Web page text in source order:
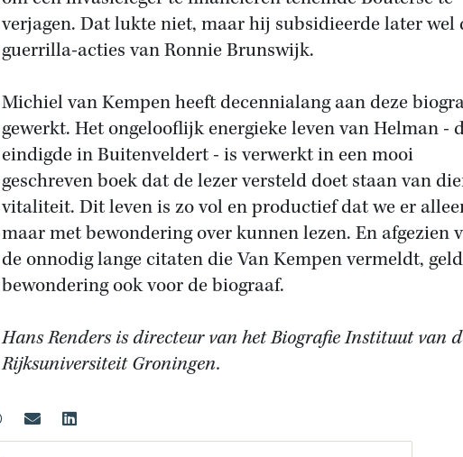
verjagen. Dat lukte niet, maar hij subsidieerde later wel
guerrilla-acties van Ronnie Brunswijk.
Michiel van Kempen heeft decennialang aan deze
gewerkt. Het ongelooflijk energieke leven van Helman -
eindigde in Buitenveldert - is verwerkt in een mooi
geschreven boek dat de lezer versteld doet staan van
vitaliteit. Dit leven is zo vol en productief dat we er
maar met bewondering over kunnen lezen. En afgezien
de onnodig lange citaten die Van Kempen vermeldt,
bewondering ook voor de biograaf.
Hans Renders is directeur van het Biografie Instituut van
Rijksuniversiteit Groningen.